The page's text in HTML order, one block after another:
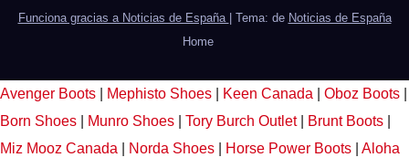
Funciona gracias a Noticias de España Tema: de Noticias de España
Home
Avenger Boots Mephisto Shoes Keen Canada Oboz Boots
Born Shoes
Munro Shoes Tory Burch Outlet Brunt Boots
Miz Mooz Canada
Norda Shoes Horse Power Boots Aloha